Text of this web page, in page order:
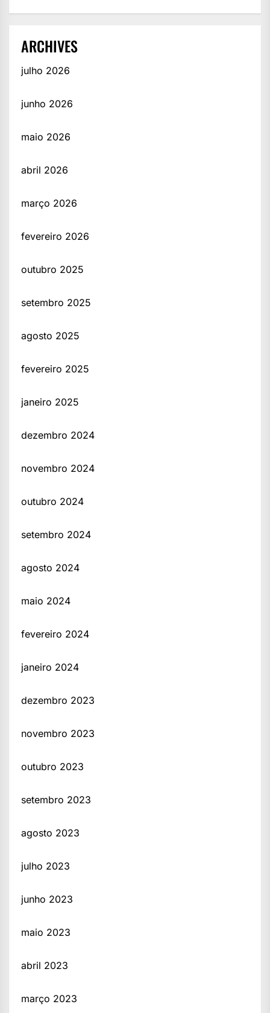
ARCHIVES
julho 2026
junho 2026
maio 2026
abril 2026
março 2026
fevereiro 2026
outubro 2025
setembro 2025
agosto 2025
fevereiro 2025
janeiro 2025
dezembro 2024
novembro 2024
outubro 2024
setembro 2024
agosto 2024
maio 2024
fevereiro 2024
janeiro 2024
dezembro 2023
novembro 2023
outubro 2023
setembro 2023
agosto 2023
julho 2023
junho 2023
maio 2023
abril 2023
março 2023